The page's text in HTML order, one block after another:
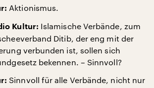
Aktionismus.
Kultur: Islamische Verbände, zum
Ditib, der eng mit der
verbunden ist, sollen sich
bekennen. – Sinnvoll?
Sinnvoll für alle Verbände, nicht nur